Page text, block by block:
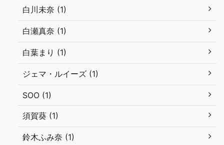
白川未奈 (1)
白瀬真奈 (1)
白葉まり (1)
ジェマ・ルイーズ (1)
SOO (1)
須賀葵 (1)
鈴木ふみ奈 (1)